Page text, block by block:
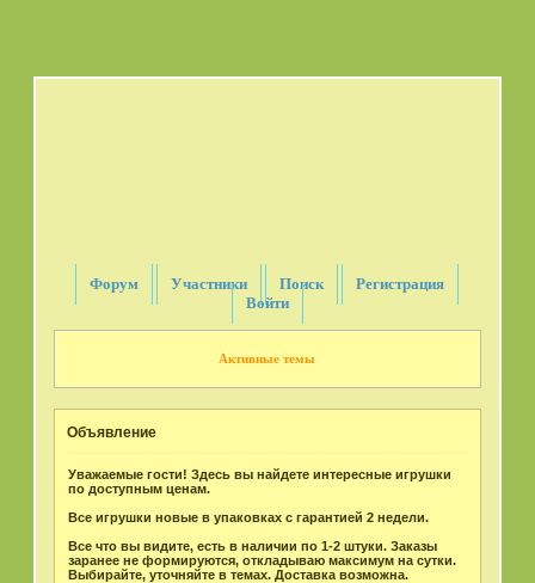
Форум Участники Поиск
Регистрация
Войти
Активные темы
Объявление
Уважаемые гости! Здесь вы найдете интересные игрушки
по доступным ценам.
Все игрушки новые в упаковках с гарантией 2 недели.
Все что вы видите, есть в наличии по 1-2 штуки. Заказы
заранее не формируются, откладываю максимум на сутки.
Выбирайте, уточняйте в темах. Доставка возможна.